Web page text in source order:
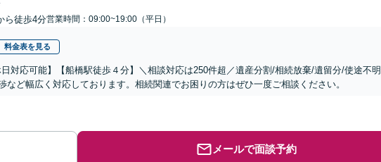
ら徒歩4分営業時間：09:00~19:00（平日）
料金表を見る
日対応可能】【船橋駅徒歩４分】＼相談対応は250件超／遺産分割/相続放棄/遺留分/使途不明
など幅広く対応しております。相続関連でお困りの方はぜひ一度ご相談ください。
メールで面談予約